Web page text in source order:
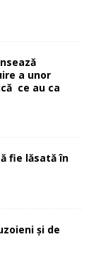
a unor
ce au ca
fie lăsată în
și de